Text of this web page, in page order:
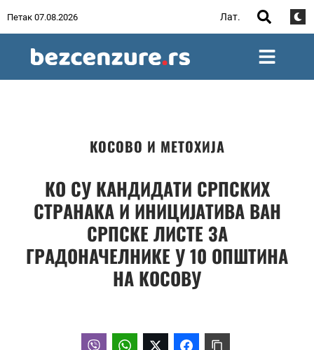
Петак 07.08.2026 Лат.
КОСОВО И МЕТОХИЈА
КО СУ КАНДИДАТИ СРПСКИХ
СТРАНАКА И ИНИЦИЈАТИВА ВАН
СРПСКЕ ЛИСТЕ ЗА
ГРАДОНАЧЕЛНИКЕ У 10 ОПШТИНА
НА КОСОВУ